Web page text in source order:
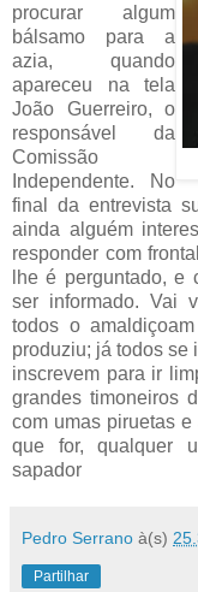
procurar algum
bálsamo para a
azia, quando
apareceu na tela
João Guerreiro, o
responsável da
Comissão
Independente. No
final da entrevista
ainda alguém
responder com
lhe é perguntado,
ser informado. Vai
todos o
produziu; já todos se
inscrevem para ir
grandes timoneiros
com umas piruetas
que for, qualquer
sapador
Pedro Serrano à(s)
Partilhar